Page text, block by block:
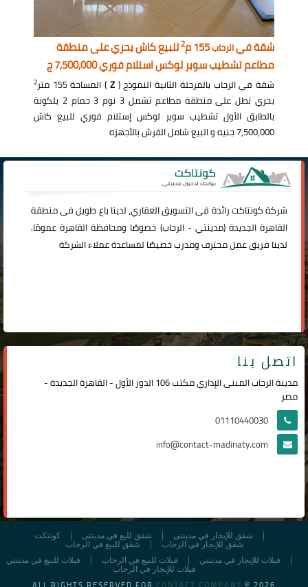
شقة فيالرحاب155 م 2للبيع كاش بحري على منطقة
مطاعم تشطيب سوبر لوكس استلام فوري 7,500,000 ج
شقة في الرحاب بالمرحلة الثانية النموذج (Z ) المساحة 155 متر 2
بحري تطل على منطقة مطاعم تشمل 3 نوم 3 حمام 2 بلكونة
بالطابق الأول تشطيب سوبر لوكس إستلام فوري للبيع كاش
7,500,000 جنيه و البيع شامل الفرش بالأجهزه
شركةكونتاكترائدة فى التسويق العقاري، لدينا باع طويل فى منطقة
القاهرة الجديدة (مدينتي -الرحاب) خصوصًا ومحافظة القاهرة عمومًا.
لدينا فريق عمل محترف ومدرب خصيصًا لمساعدة عملاء الشركة
اتصل بنا
مدينة الرحاب المبنى الإداري مكتب 106 الدور الأول - القاهرة الجديدة -
مصر
01110440030
info@contact-madinaty.com
كونتكت شقق لليع في مدينتى
شقق للإيجار في مدينتى
شقق للبيع في الرحاب
شقق للإيجار في الرحاب
فيلات للبيع في مدينتي
فيلات للبيع في الرحاب
فيلات للإيجار في مدينتي
فيلات للإيجار في الرحاب